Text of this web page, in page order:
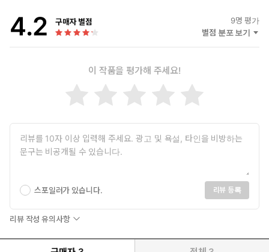
4.2 구매자 별점 9명 평가
별점 분포 보기
이 작품을 평가해 주세요!
스포일러가 있습니다. 리뷰 등록
리뷰 작성 유의사항